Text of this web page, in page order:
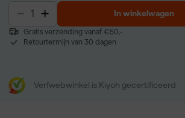
In winkelwagen
Gratis verzending vanaf €50,-
Retourtermijn van 30 dagen
Verfwebwinkel is Kiyoh gecertificeerd